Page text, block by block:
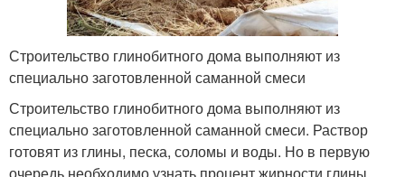
Строительство глинобитного дома выполняют из
специально заготовленной саманной смеси
Строительство глинобитного дома выполняют из
специально заготовленной саманной смеси. Раствор
готовят из глины, песка, соломы и воды. Но в первую
очередь необходимо узнать процент жирности глины.